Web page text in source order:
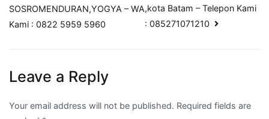
navigation
SOSROMENDURAN,YOGYA – WA
Kami : 0822 5959 5960
,kota Batam – Telepon Kami
: 085271071210
Leave a Reply
Your email address will not be published. Required fields are